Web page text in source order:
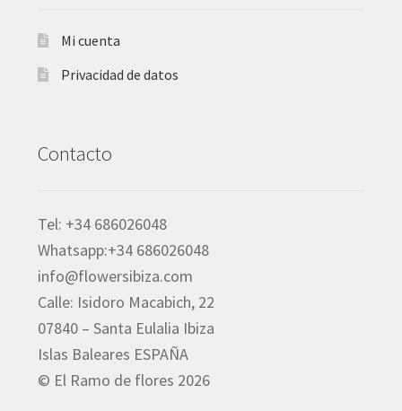
Mi cuenta
Privacidad de datos
Contacto
Tel: +34 686026048
Whatsapp:+34 686026048
info@flowersibiza.com
Calle: Isidoro Macabich, 22
07840 – Santa Eulalia Ibiza
Islas Baleares ESPAÑA
© El Ramo de flores 2026